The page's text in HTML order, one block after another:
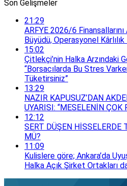
Son Gelişmeler
21:29
ARFYE 2026/6
Büyüdü, Operasyonel
15:02
Çitlekçi’nin Halka Arzındaki
“Borsacılarda Bu Stres
Tüketirsiniz”
13:29
NAZIR KAPUSUZ’DAN
UYARISI: “MESELENİN ÇOK
12:12
SERT DÜŞEN HİSSELERDE
MÜ?
11:09
Kulislere göre; Ankara’da
Halka Açık Şirket Ortakları